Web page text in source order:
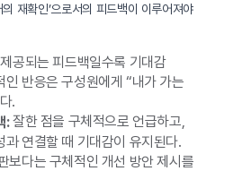
재확인’으로서의 피드백이 이루어져야
공되는 피드백일수록 기대감
반응은 구성원에게 “내가 가는
.
:잘한 점을 구체적으로 언급하고,
연결할 때 기대감이 유지된다.
보다는 구체적인 개선 방안 제시를